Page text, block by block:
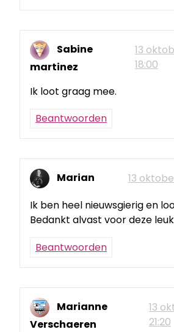
Sabine
martinez
13
18:00
Ik loot graag mee.
Beantwoorden
Marian
13
Ik ben heel nieuwsgierig en
Bedankt alvast voor deze
Beantwoorden
Marianne
Verschaeren
13
21:20